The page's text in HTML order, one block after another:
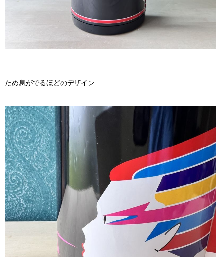
ため息がでるほどのデザイン